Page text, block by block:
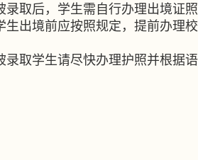
录取后，学生需自行办理出境证
生出境前应按照规定，提前办理
录取学生请尽快办理护照并根据